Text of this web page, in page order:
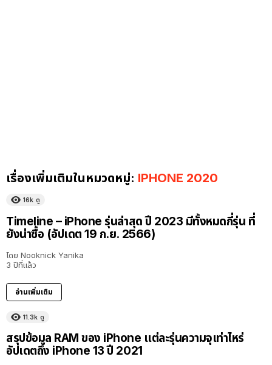
เรื่องเพิ่มเติมในหมวดหมู่: IPHONE 2020
16k ดู
Timeline – iPhone รุ่นล่าสุด ปี 2023 มีทั้งหมดกี่รุ่น ที่
ยังน่าซื้อ (อัปเดต 19 ก.ย. 2566)
โดย Nooknick Yanika
3 ปีที่แล้ว
อ่านเพิ่มเติม
11.3k ดู
สรุปข้อมูล RAM ของ iPhone แต่ละรุ่นความจุเท่าไหร่
อัปเดตถึง iPhone 13 ปี 2021